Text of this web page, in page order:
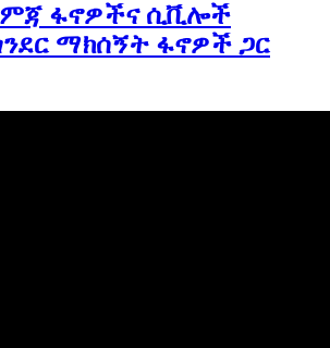
ፋኖዎችና ሲቪሎች
ማክሰኝት ፋኖዎች ጋር